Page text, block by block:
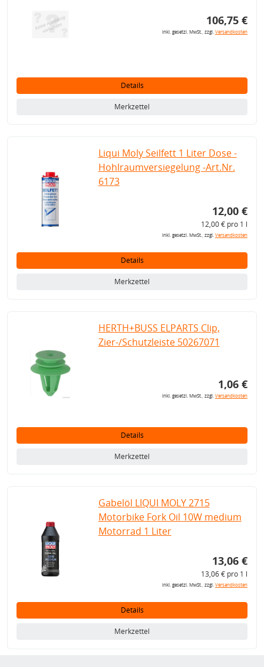
106,75 €
inkl. gesetzl. MwSt., zzgl.Versandkosten
Details
Merkzettel
Liqui Moly Seilfett 1 Liter Dose -
Hohlraumversiegelung -Art.Nr.
6173
12,00 €
12,00 € pro 1 l
inkl. gesetzl. MwSt., zzgl.Versandkosten
Details
Merkzettel
HERTH+BUSS ELPARTS Clip,
Zier-/Schutzleiste 50267071
1,06 €
inkl. gesetzl. MwSt., zzgl.Versandkosten
Details
Merkzettel
Gabelöl LIQUI MOLY 2715
Motorbike Fork Oil 10W medium
Motorrad 1 Liter
13,06 €
13,06 € pro 1 l
inkl. gesetzl. MwSt., zzgl.Versandkosten
Details
Merkzettel